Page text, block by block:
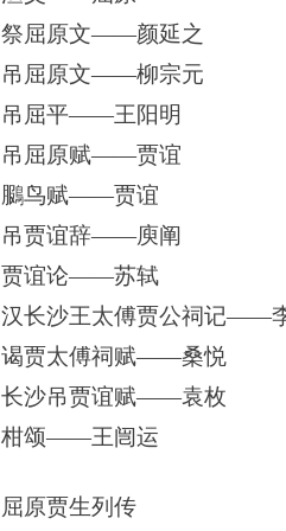
祭屈原文——颜延之
吊屈原文——柳宗元
吊屈平——王阳明
吊屈原赋——贾谊
鵩鸟赋——贾谊
吊贾谊辞——庾阐
贾谊论——苏轼
汉长沙王太傅贾公祠记——
谒贾太傅祠赋——桑悦
长沙吊贾谊赋——袁枚
柑颂——王闿运
屈原贾生列传